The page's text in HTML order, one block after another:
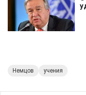
Немцов учения